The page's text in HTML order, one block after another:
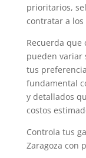
prioritarios,
contratar a los
Recuerda que
pueden variar
tus
fundamental
y detallados
costos
Controla tus
Zaragoza con